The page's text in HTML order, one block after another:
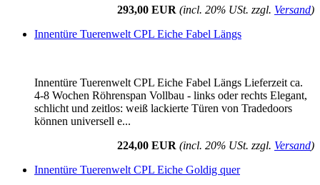
293,00 EUR (incl. 20% USt. zzgl. Versand)
Innentüre Tuerenwelt CPL Eiche Fabel Längs
Innentüre Tuerenwelt CPL Eiche Fabel Längs Lieferzeit ca.
4-8 Wochen Röhrenspan Vollbau - links oder rechts Elegant,
schlicht und zeitlos: weiß lackierte Türen von Tradedoors
können universell e...
224,00 EUR (incl. 20% USt. zzgl. Versand)
Innentüre Tuerenwelt CPL Eiche Goldig quer